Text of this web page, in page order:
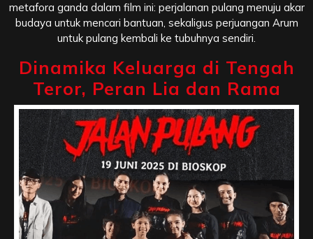
metafora ganda dalam film ini: perjalanan pulang menuju akar
budaya untuk mencari bantuan, sekaligus perjuangan Arum
untuk pulang kembali ke tubuhnya sendiri.
Dinamika Keluarga di Tengah
Teror, Peran Lia dan Rama